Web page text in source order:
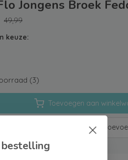
Jongens Broek
49,99
keuze:
(3)
Toevoegen aan
Aan verlanglijst